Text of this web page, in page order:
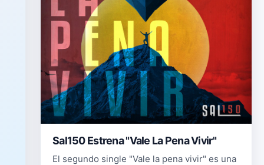
Sal150 Estrena "Vale La Pena Vivir"
El segundo single "Vale la pena vivir" es una